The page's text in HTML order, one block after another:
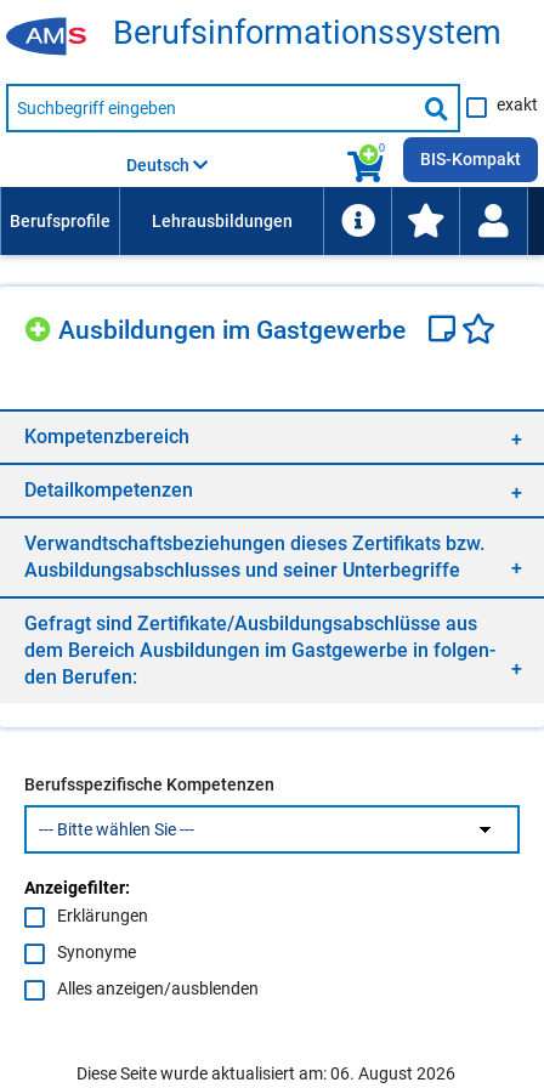
Be­rufs­in­for­ma­ti­ons­sys­tem
Suche
nach
Suche
starten
exakt
0
Deutsch BIS-Kompakt
Aus­bil­dun­gen im Gast­ge­wer­be
Kom­pe­tenz­be­reich
De­tail­kom­pe­ten­zen
Ver­wandt­schafts­be­zie­hun­gen die­ses Zer­ti­fi­kats bzw.
Aus­bil­dungs­ab­schlus­ses und sei­ner Un­ter­be­grif­fe
Ge­fragt sind Zer­ti­fi­ka­te/​Aus­bil­dungs­ab­schlüs­se aus
dem Be­reich Aus­bil­dun­gen im Gast­ge­wer­be in fol­gen­
den Be­ru­fen:
Berufsspezifische Kompetenzen
Anzeigefilter:
Erklärungen
Synonyme
Alles anzeigen/ausblenden
Diese Seite wurde aktualisiert am: 06. August 2026